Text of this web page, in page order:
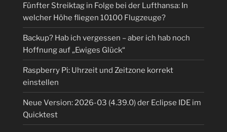
Fünfter Streiktag in Folge bei der Lufthansa: In
welcher Höhe fliegen 10100 Flugzeuge?
Backup? Hab ich vergessen – aber ich hab noch
Hoffnung auf „Ewiges Glück“
Raspberry Pi: Uhrzeit und Zeitzone korrekt
einstellen
Neue Version: 2026-03 (4.39.0) der Eclipse IDE im
Quicktest